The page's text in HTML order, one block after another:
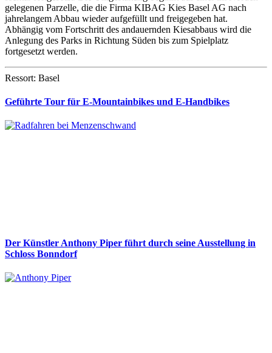
gelegenen Parzelle, die die Firma KIBAG Kies Basel AG nach
jahrelangem Abbau wieder aufgefüllt und freigegeben hat.
Abhängig vom Fortschritt des andauernden Kiesabbaus wird die
Anlegung des Parks in Richtung Süden bis zum Spielplatz
fortgesetzt werden.
Ressort: Basel
Geführte Tour für E-Mountainbikes und E-Handbikes
Der Künstler Anthony Piper führt durch seine Ausstellung in
Schloss Bonndorf